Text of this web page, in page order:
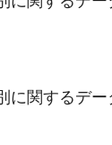
に関するデ